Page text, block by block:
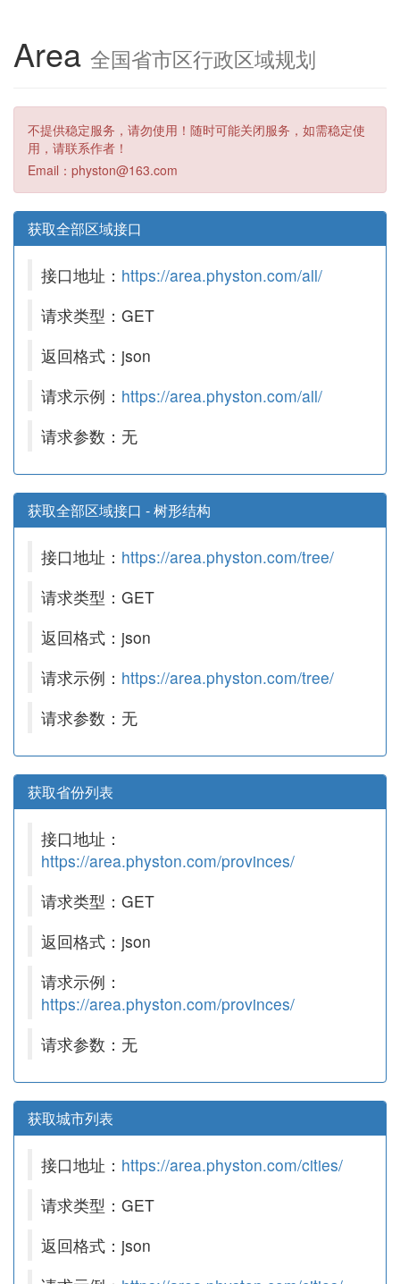
Area 全国省市区行政区域规划
不提供稳定服务，请勿使用！随时可能关闭服务，如需稳定使
用，请联系作者！
Email：physton@163.com
获取全部区域接口
接口地址： https://area.physton.com/all/
请求类型：GET
返回格式：json
请求示例： https://area.physton.com/all/
请求参数：无
获取全部区域接口 - 树形结构
接口地址： https://area.physton.com/tree/
请求类型：GET
返回格式：json
请求示例： https://area.physton.com/tree/
请求参数：无
获取省份列表
接口地址：
https://area.physton.com/provinces/
请求类型：GET
返回格式：json
请求示例：
https://area.physton.com/provinces/
请求参数：无
获取城市列表
接口地址： https://area.physton.com/cities/
请求类型：GET
返回格式：json